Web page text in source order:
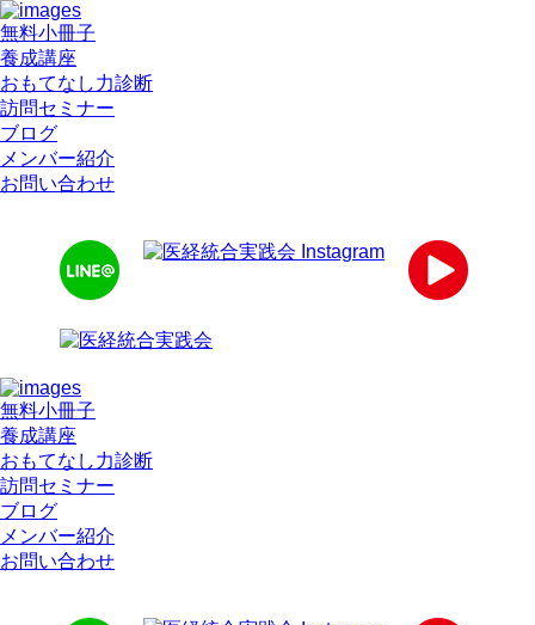
無料小冊子
養成講座
おもてなし力診断
訪問セミナー
ブログ
メンバー紹介
お問い合わせ
無料小冊子
養成講座
おもてなし力診断
訪問セミナー
ブログ
メンバー紹介
お問い合わせ